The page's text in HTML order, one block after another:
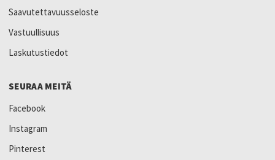
Saavutettavuusseloste
Vastuullisuus
Laskutustiedot
SEURAA MEITÄ
Facebook
Instagram
Pinterest